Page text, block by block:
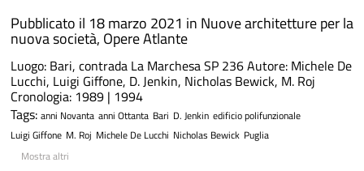
Pubblicato il 18 marzo 2021 in Nuove architetture per la
nuova società, Opere Atlante
Luogo: Bari, contrada La Marchesa SP 236 Autore: Michele De
Lucchi, Luigi Giffone, D. Jenkin, Nicholas Bewick, M. Roj
Cronologia: 1989 | 1994
Tags: anni Novanta anni Ottanta Bari D. Jenkin edificio polifunzionale
Luigi Giffone M. Roj Michele De Lucchi Nicholas Bewick Puglia
Mostra altri